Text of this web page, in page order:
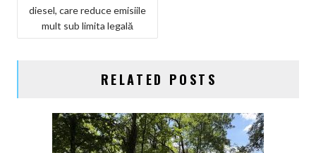
ARTICOLE
diesel, care reduce emisiile
mult sub limita legală
RELATED POSTS